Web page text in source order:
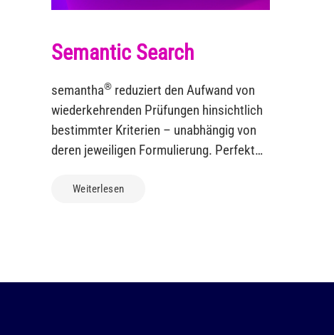
Semantic Search
semantha® reduziert den Aufwand von
wiederkehrenden Prüfungen hinsichtlich
bestimmter Kriterien – unabhängig von
deren jeweiligen Formulierung. Perfekt
Richtlinien für die jeweiligen Mitarbeiter.
Weiterlesen